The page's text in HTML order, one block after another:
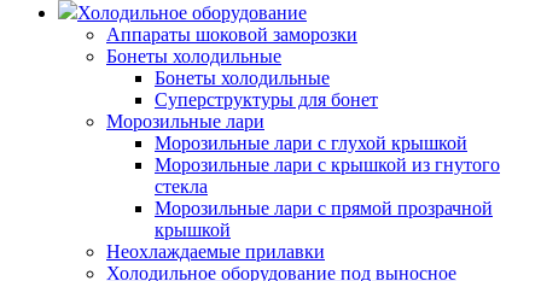
Холодильное оборудование
Аппараты шоковой заморозки
Бонеты холодильные
Бонеты холодильные
Суперструктуры для бонет
Морозильные лари
Морозильные лари с глухой крышкой
Морозильные лари с крышкой из гнутого
стекла
Морозильные лари с прямой прозрачной
крышкой
Неохлаждаемые прилавки
Холодильное оборудование под выносное